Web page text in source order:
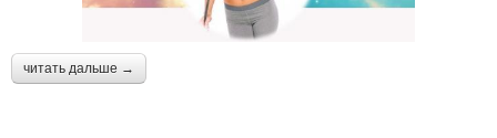
читать дальше →